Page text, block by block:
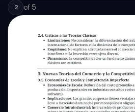
2 of 5